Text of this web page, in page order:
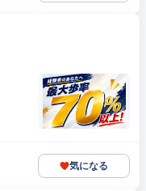
気になる